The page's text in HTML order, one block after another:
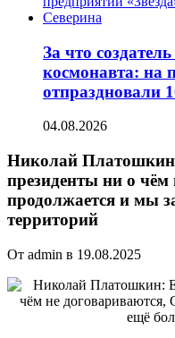
За что
космонавта: на
отпраздновали
04.08.2026
Николай
президенты ни о
продолжается и мы
территорий
От admin в 19.08.2025